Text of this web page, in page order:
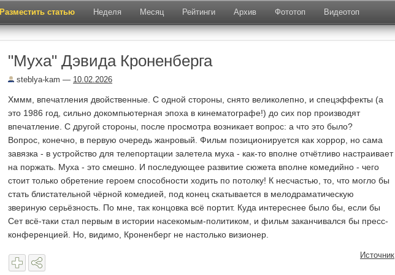
Разместить статью Неделя Месяц Рейтинги Архив Фототоп Видеотоп
"Муха" Дэвида Кроненберга
steblya-kam — 10.02.2026
Хммм, впечатления двойственные. С одной стороны, снято великолепно, и спецэффекты (а
это 1986 год, сильно докомпьютерная эпоха в кинематографе!) до сих пор производят
впечатление. С другой стороны, после просмотра возникает вопрос: а что это было?
Вопрос, конечно, в первую очередь жанровый. Фильм позиционируется как хоррор, но сама
завязка - в устройство для телепортации залетела муха - как-то вполне отчётливо настраивает
на поржать. Муха - это смешно. И последующее развитие сюжета вполне комедийно - чего
стоит только обретение героем способности ходить по потолку! К несчастью, то, что могло бы
стать блистательной чёрной комедией, под конец скатывается в мелодраматическую
звериную серьёзность. По мне, так концовка всё портит. Куда интереснее было бы, если бы
Сет всё-таки стал первым в истории насекомым-политиком, и фильм заканчивался бы пресс-
конференцией. Но, видимо, Кроненберг не настолько визионер.
Источник